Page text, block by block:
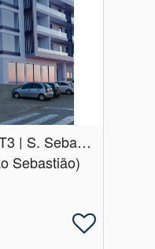
Apartamentos Novos T3 | S.​ Sebastião | Loulé
Sebastião)